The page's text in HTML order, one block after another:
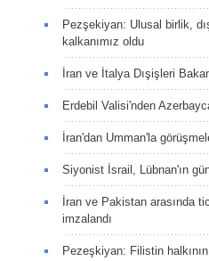
Pezşekiyan: Ulusal birlik,
kalkanımız oldu
İran ve İtalya Dışişleri
Erdebil Valisi'nden
İran'dan Umman'la
Siyonist İsrail, Lübnan'ın
İran ve Pakistan arasında
imzalandı
Pezeşkiyan: Filistin